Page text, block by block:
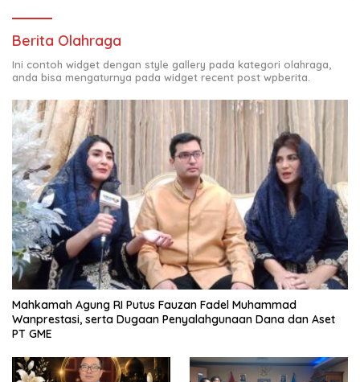
Berita Olahraga
Ini contoh widget dengan style gallery pada kategori olahraga,
anda bisa mengaturnya pada widget recent post wpberita.
Mahkamah Agung RI Putus Fauzan Fadel Muhammad
Wanprestasi, serta Dugaan Penyalahgunaan Dana dan Aset
PT GME